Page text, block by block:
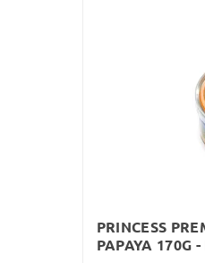
PRINCESS
PAPAYA 170G